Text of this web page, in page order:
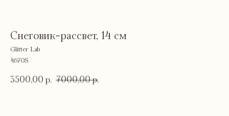
Снеговик-рассвет, 14 см
Glitter Lab
4670S
3500,00 р. 7000,00 р.